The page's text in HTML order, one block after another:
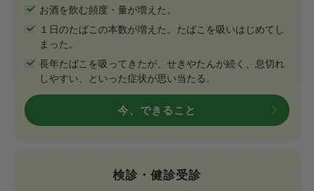
お酒を飲む頻度・量が増えた。
１日のたばこの本数が増えた。たばこを吸いはじめてし
まった。
長年たばこを吸ってきたが、せきやたんが続く、息切れ
しやすい、といった症状が思い当たる。
今、できること
検診・健診受診